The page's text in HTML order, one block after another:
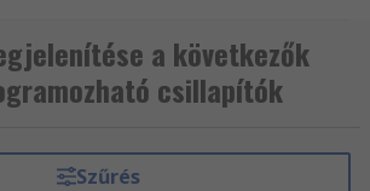
ezreit tartalmazza. Ezen
mi rendelkezünk a RF
kínálatával, illetve legnagyobb
berendezések és
a következők
csillapítók
Szűrés